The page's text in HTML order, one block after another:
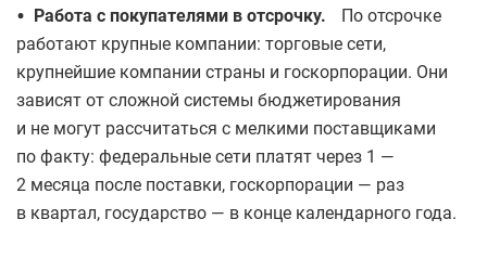
• Работа с покупателями в отсрочку.
По отсрочке
работают крупные компании: торговые сети,
крупнейшие компании страны и госкорпорации. Они
зависят от сложной системы бюджетирования
и не могут рассчитаться с мелкими поставщиками
по факту: федеральные сети платят через 1 —
2 месяца после поставки, госкорпорации — раз
в квартал, государство — в конце календарного года.